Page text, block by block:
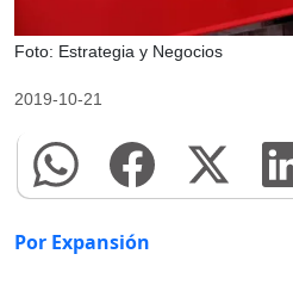
Foto: Estrategia y Negocios
2019-10-21
Por Expansión